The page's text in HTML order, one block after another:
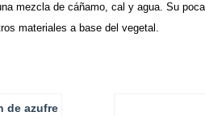
mezcla de cáñamo, cal y agua. Su
materiales a base del vegetal.